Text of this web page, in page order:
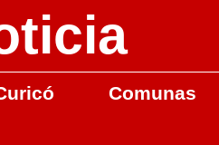
Comunas